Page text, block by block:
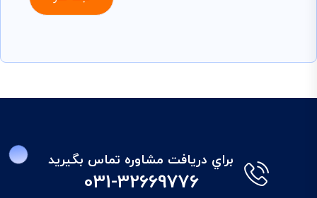
براي دريافت مشاوره تماس بگيريد
031-32669776